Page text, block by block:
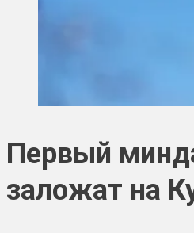
Первый
заложат на